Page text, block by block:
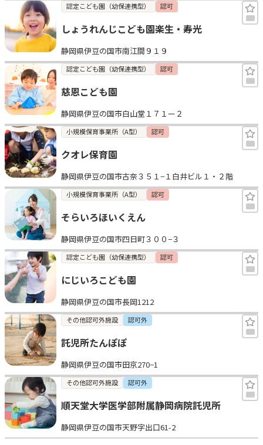
認定こども園（幼保連携型） 認可
しょうれんじこども園楽生・寿光
静岡県伊豆の国市南江間９１９
認定こども園（幼保連携型） 認可
慈恩こども園
静岡県伊豆の国市白山堂１７１ー２
小規模保育事業所（A型） 認可
クオレ保育園
静岡県伊豆の国市古奈３５１−１白井ビル１・２階
小規模保育事業所（A型） 認可
そらいろほいくえん
静岡県伊豆の国市四日町３００−３
認定こども園（幼保連携型） 認可
にじいろこども園
静岡県伊豆の国市長岡1212
その他認可外施設 認可外
託児所たんぽぽ
静岡県伊豆の国市田京270−1
その他認可外施設 認可外
順天堂大学医学部附属静岡病院託児所
静岡県伊豆の国市天野字出口61-2